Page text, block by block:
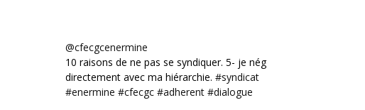
@cfecgcenermine
10 raisons de ne pas se syndiquer. 5- je négocie
directement avec ma hiérarchie. #syndicat
#enermine #cfecgc #adherent #dialogue